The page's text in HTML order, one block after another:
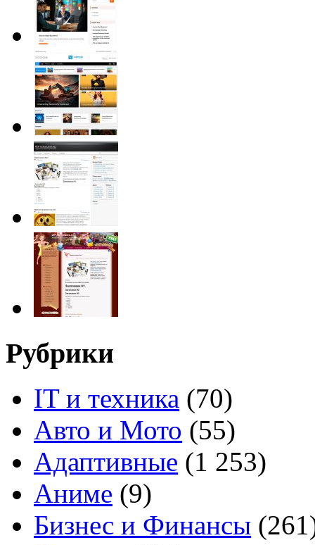
Рубрики
IT и техника (70)
Авто и Мото (55)
Адаптивные (1 253)
Аниме (9)
Бизнес и Финансы